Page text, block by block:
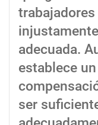
adecuada.
establece
ser